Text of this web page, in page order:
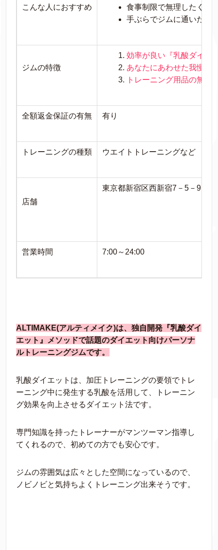
こんな人におすすめ
食事制限で無理したくな
手ぶらでジムに通いたい
ジムの特徴
効率が良い『乳酸ダイエ
あなたにあわせた我慢を
トレーニング用品の無料
全額返金保証の有無 有り
トレーニングの種類 ウエイトトレーニングなど
店舗
東京都新宿区西新宿7－5－9 フ
営業時間 7:00～24:00
ALTIMAKE(アルティメイク)は、独自開発『乳酸ダイ
エット』メソッドで話題のダイエット向けパーソナ
ルトレーニングジムです。
乳酸ダイエットは、加圧トレーニングの要領でトレ
ーニング中に発生する乳酸を活用して、トレーニン
グ効果を向上させるダイエット法です。
専門知識を持ったトレーナーがマンツーマン指導し
てくれるので、初めての方でも安心です。
ジムの雰囲気は広々とした空間になっているので、
ノビノビと気持ちよくトレーニング出来そうです。